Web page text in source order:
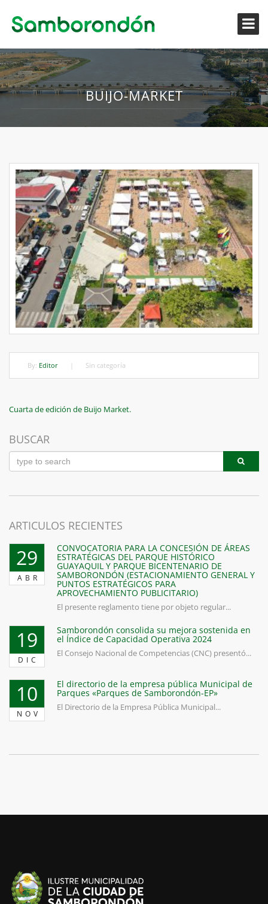
BUIJO-MARKET
By: Editor Sin categoría
Navegación
de
entradas
Previous
Cuarta de edición de Buijo Market.
BUSCAR
ARTICULOS RECIENTES
29
ABR
CONVOCATORIA PARA LA CONCESIÓN DE ÁREAS
ESTRATÉGICAS DEL PARQUE HISTÓRICO
GUAYAQUIL Y PARQUE BICENTENARIO DE
SAMBORONDÓN (ESTACIONAMIENTO GENERAL Y
PUNTOS ESTRATÉGICOS PARA
APROVECHAMIENTO PUBLICITARIO)
El presente reglamento tiene por objeto regular...
19
DIC
Samborondón consolida su mejora sostenida en
el Índice de Capacidad Operativa 2024
El Consejo Nacional de Competencias (CNC) presentó...
10
NOV
El directorio de la empresa pública Municipal de
Parques «Parques de Samborondón-EP»
El Directorio de la Empresa Pública Municipal...